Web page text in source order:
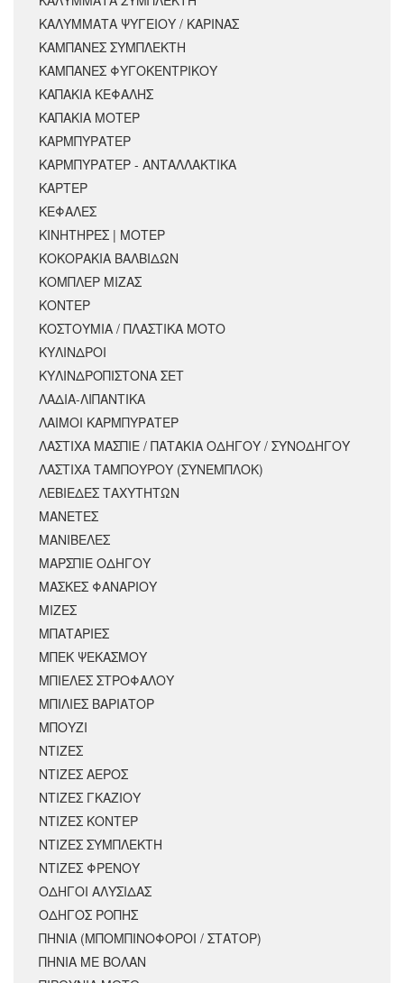
ΚΑΛΥΜΜΑΤΑ ΨΥΓΕΙΟΥ / ΚΑΡΙΝΑΣ
ΚΑΜΠΑΝΕΣ ΣΥΜΠΛΕΚΤΗ
ΚΑΜΠΑΝΕΣ ΦΥΓΟΚΕΝΤΡΙΚΟΥ
ΚΑΠΑΚΙΑ ΚΕΦΑΛΗΣ
ΚΑΠΑΚΙΑ ΜΟΤΕΡ
ΚΑΡΜΠΥΡΑΤΕΡ
ΚΑΡΜΠΥΡΑΤΕΡ - ΑΝΤΑΛΛΑΚΤΙΚΑ
ΚΑΡΤΕΡ
ΚΕΦΑΛΕΣ
ΚΙΝΗΤΗΡΕΣ | ΜΟΤΕΡ
ΚΟΚΟΡΑΚΙΑ ΒΑΛΒΙΔΩΝ
ΚΟΜΠΛΕΡ ΜΙΖΑΣ
ΚΟΝΤΕΡ
ΚΟΣΤΟΥΜΙΑ / ΠΛΑΣΤΙΚΑ ΜΟΤΟ
ΚΥΛΙΝΔΡΟΙ
ΚΥΛΙΝΔΡΟΠΙΣΤΟΝΑ ΣΕΤ
ΛΑΔΙΑ-ΛΙΠΑΝΤΙΚΑ
ΛΑΙΜΟΙ ΚΑΡΜΠΥΡΑΤΕΡ
ΛΑΣΤΙΧΑ ΜΑΣΠΙΕ / ΠΑΤΑΚΙΑ ΟΔΗΓΟΥ / ΣΥΝΟΔΗΓΟΥ
ΛΑΣΤΙΧΑ ΤΑΜΠΟΥΡΟΥ (ΣΥΝΕΜΠΛΟΚ)
ΛΕΒΙΕΔΕΣ ΤΑΧΥΤΗΤΩΝ
ΜΑΝΕΤΕΣ
ΜΑΝΙΒΕΛΕΣ
ΜΑΡΣΠΙΕ ΟΔΗΓΟΥ
ΜΑΣΚΕΣ ΦΑΝΑΡΙΟΥ
ΜΙΖΕΣ
ΜΠΑΤΑΡΙΕΣ
ΜΠΕΚ ΨΕΚΑΣΜΟΥ
ΜΠΙΕΛΕΣ ΣΤΡΟΦΑΛΟΥ
ΜΠΙΛΙΕΣ ΒΑΡΙΑΤΟΡ
ΜΠΟΥΖΙ
ΝΤΙΖΕΣ
ΝΤΙΖΕΣ ΑΕΡΟΣ
ΝΤΙΖΕΣ ΓΚΑΖΙΟΥ
ΝΤΙΖΕΣ ΚΟΝΤΕΡ
ΝΤΙΖΕΣ ΣΥΜΠΛΕΚΤΗ
ΝΤΙΖΕΣ ΦΡΕΝΟΥ
ΟΔΗΓΟΙ ΑΛΥΣΙΔΑΣ
ΟΔΗΓΟΣ ΡΟΠΗΣ
ΠΗΝΙΑ (ΜΠΟΜΠΙΝΟΦΟΡΟΙ / ΣΤΑΤΟΡ)
ΠΗΝΙΑ ΜΕ ΒΟΛΑΝ